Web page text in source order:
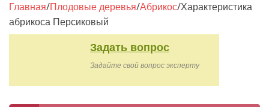
Главная/Плодовые деревья/Абрикос/Характеристика
абрикоса Персиковый
Задать вопрос
Задайте свой вопрос эксперту